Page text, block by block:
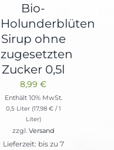
Bio-
Holunderblüten
Sirup ohne
zugesetzten
Zucker 0,5l
8,99€
Enthält 10% MwSt.
0,5 Liter (17,98 €/ 1
Liter)
zzgl.Versand
Lieferzeit: bis zu 7